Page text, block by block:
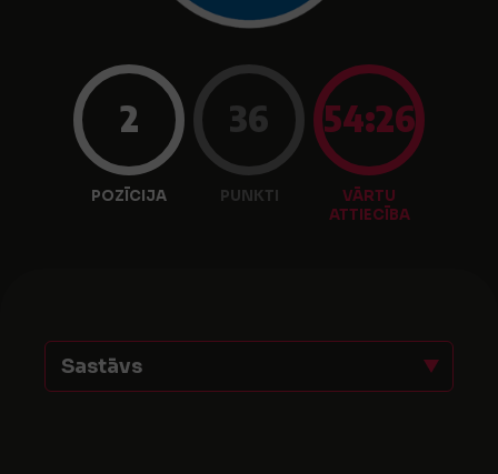
2
POZĪCIJA
36
PUNKTI
54:26
VĀRTU
ATTIECĪBA
Sastāvs